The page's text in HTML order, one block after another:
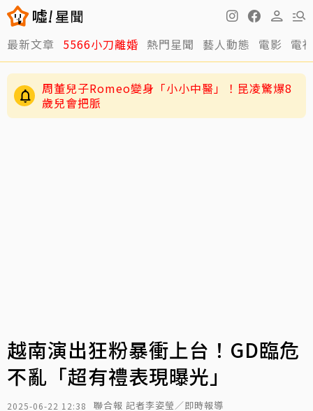
最新文章 5566小刀離婚 熱門星聞 藝人動態 電影 電
周董兒子Romeo變身「小小中醫」！昆凌驚爆8
歲兒會把脈
越南演出狂粉暴衝上台！GD臨危
不亂「超有禮表現曝光」
2025-06-22 12:38 聯合報 記者李姿瑩／即時報導